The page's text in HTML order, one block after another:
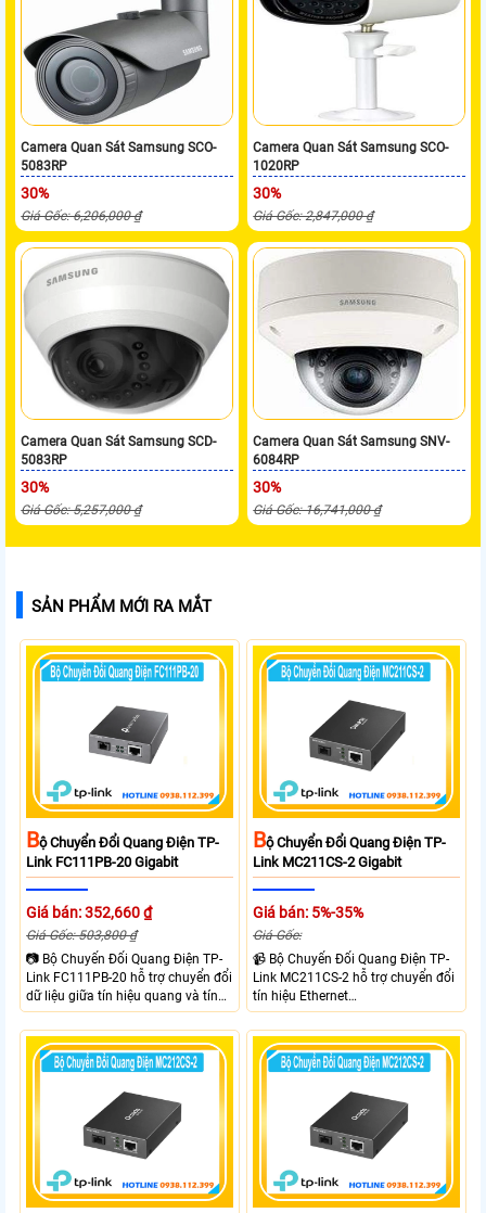
Camera Quan Sát Samsung SCO-
5083RP
30%
Giá Gốc: 6,206,000 ₫
Camera Quan Sát Samsung SCO-
1020RP
30%
Giá Gốc: 2,847,000 ₫
Camera Quan Sát Samsung SCD-
5083RP
30%
Giá Gốc: 5,257,000 ₫
Camera Quan Sát Samsung SNV-
6084RP
30%
Giá Gốc: 16,741,000 ₫
SẢN PHẨM MỚI RA MẮT
BỘ Chuyển Đổi Quang Điện TP-
Link FC111PB-20 Gigabit
Giá bán: 352,660 ₫
Giá Gốc: 503,800 ₫
📷 Bộ Chuyển Đổi Quang Điện TP-
Link FC111PB-20 hỗ trợ chuyển đổi
dữ liệu giữa tín hiệu quang và tín
hiệu điện với tốc độ 10/100Mbps,
mở rộng khoảng cách truyền lên
đến 20km. Công nghệ WDM cho
phép truyền nhận dữ liệu trên một
BỘ Chuyển Đổi Quang Điện TP-
Link MC211CS-2 Gigabit
Giá bán: 5%-35%
Giá Gốc:
📹 Bộ Chuyển Đổi Quang Điện TP-
Link MC211CS-2 hỗ trợ chuyển đổi
tín hiệu Ethernet
10/100/1000Mbps sang kết nối
cáp quang Gigabit Single Mode SC
WDM hai chiều. Trang bị 1 cổng
RJ45 Gigabit Auto MDI/MDIX và 1
liệu hai chiều đồng thời lên đến